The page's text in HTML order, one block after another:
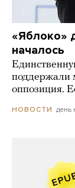
«Яблоко»
началось
поддержали
оппозиция.
НОВОСТИ день